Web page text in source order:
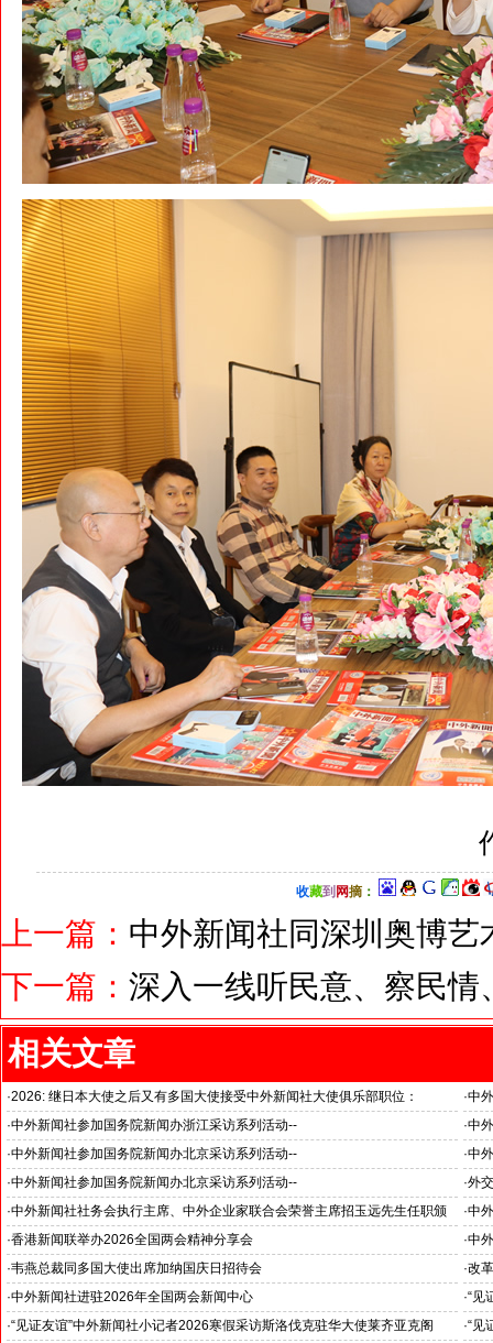
收藏到 网摘：
上一篇： 中外新闻社同深圳奥博艺
下一篇： 深入一线听民意、察民情
相关文章
·2026: 继日本大使之后又有多国大使接受中外新闻社大使俱乐部职位：
国之交在于民相亲, 民相亲在于心相通
·中
·中外新闻社参加国务院新闻办浙江采访系列活动--
推动科技创新和产业创新深度融合
·中
“科
·中外新闻社参加国务院新闻办北京采访系列活动--
见证科技创新和产业创新高质量发展
·中
小
·中外新闻社参加国务院新闻办北京采访系列活动--
北京人形机器人创新中心打造具有全球影响力的应用示范高地
·外
·中外新闻社社务会执行主席、中外企业家联合会荣誉主席招玉远先生任职颁
证仪式在香港举行
·中
·香港新闻联举办2026全国两会精神分享会 ·中
对
·韦燕总裁同多国大使出席加纳国庆日招待会 ·改
--中
·中外新闻社进驻2026年全国两会新闻中心 ·“见
斯
·“见证友谊”中外新闻社小记者2026寒假采访斯洛伐克驻华大使莱齐亚克阁
·“见